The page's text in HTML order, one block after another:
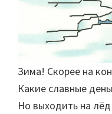
Зима! Скорее на
Какие славные
Но выходить на